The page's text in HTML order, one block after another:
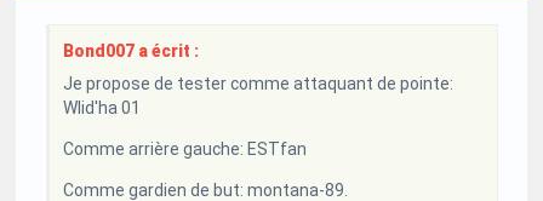
Bond007 a écrit :
Je propose de tester comme attaquant de pointe:
Wlid'ha 01
Comme arrière gauche: ESTfan
Comme gardien de but: montana-89.